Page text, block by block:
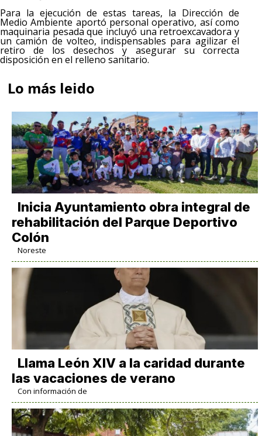
Para la ejecución de estas tareas, la Dirección de
Medio Ambiente aportó personal operativo, así como
maquinaria pesada que incluyó una retroexcavadora y
un camión de volteo, indispensables para agilizar el
retiro de los desechos y asegurar su correcta
disposición en el relleno sanitario.
Lo más leido
Inicia Ayuntamiento obra integral de
rehabilitación del Parque Deportivo
Colón
Noreste
Llama León XIV a la caridad durante
las vacaciones de verano
Con información de